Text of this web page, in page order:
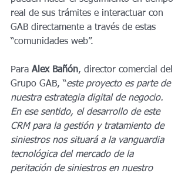
real de sus trámites e interactuar con
GAB directamente a través de estas
“comunidades web”.
Para Alex Bañón, director comercial del
Grupo GAB, “este proyecto es parte de
nuestra estrategia digital de negocio.
En ese sentido, el desarrollo de este
CRM para la gestión y tratamiento de
siniestros nos situará a la vanguardia
tecnológica del mercado de la
peritación de siniestros en nuestro